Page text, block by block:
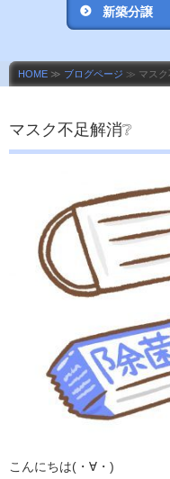
新築分譲
HOME ≫ ブログページ ≫ マスク
マスク不足解消❔
こんにちは(・∀・)